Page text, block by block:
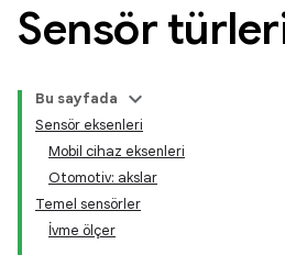
Sensör
Bu sayfada
Sensör eksenleri
Mobil cihaz eksenleri
Otomotiv: akslar
Temel sensörler
İvme ölçer